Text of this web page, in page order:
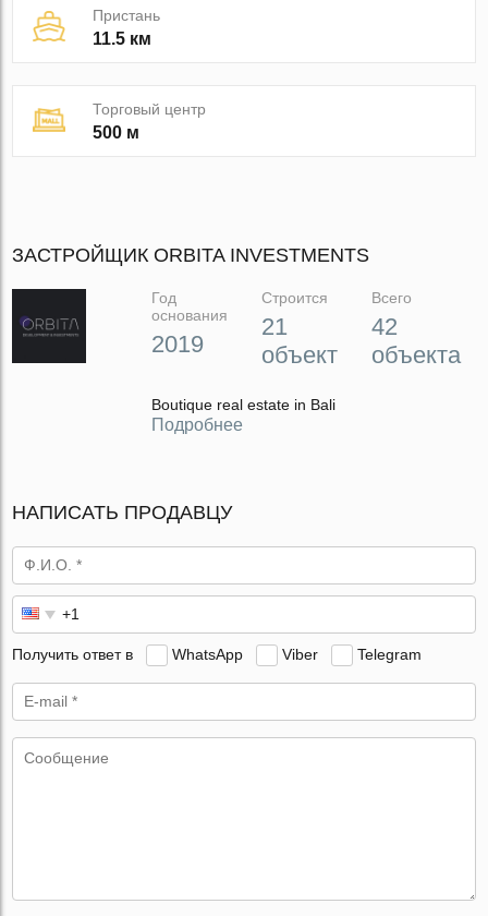
Пристань
11.5 км
Торговый центр
500 м
ЗАСТРОЙЩИК ORBITA INVESTMENTS
Год
основания
2019
Строится
21
объект
Всего
42
объекта
Boutique real estate in Bali
Подробнее
НАПИСАТЬ ПРОДАВЦУ
Получить ответ в WhatsApp Viber Telegram